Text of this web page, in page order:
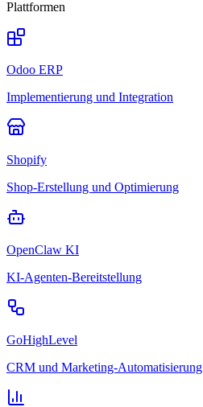
Plattformen
Odoo ERP
Implementierung und Integration
Shopify
Shop-Erstellung und Optimierung
OpenClaw KI
KI-Agenten-Bereitstellung
GoHighLevel
CRM und Marketing-Automatisierung